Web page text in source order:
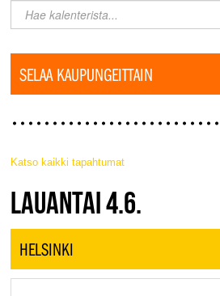
SELAA KAUPUNGEITTAIN
Katso kaikki tapahtumat
JAZZ FINLAND LIVE
LAUANTAI 4.6.
HELSINKI